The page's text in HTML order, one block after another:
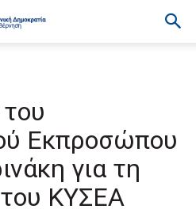
Εκπροσώπου
για τη
ΚΥΣΕΑ